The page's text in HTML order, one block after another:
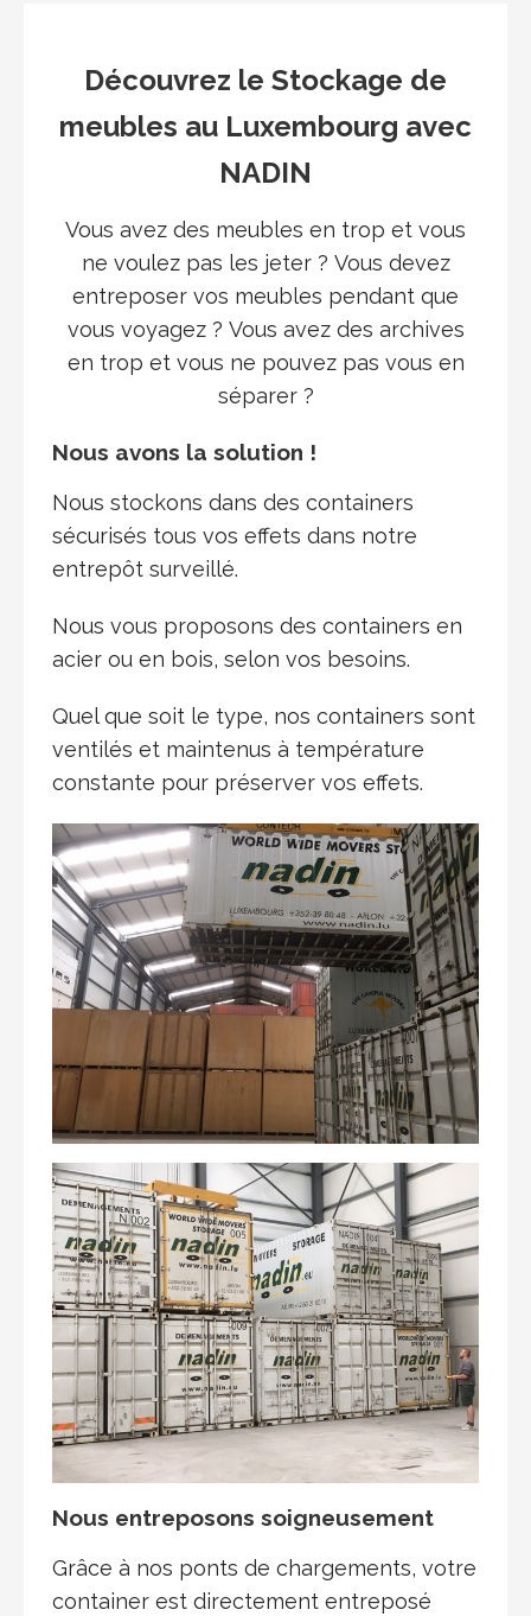
Découvrez le Stockage de
meubles au Luxembourg avec
NADIN
Vous avez des meubles en trop et vous
ne voulez pas les jeter ? Vous devez
entreposer vos meubles pendant que
vous voyagez ? Vous avez des archives
en trop et vous ne pouvez pas vous en
séparer ?
Nous avons la solution !
Nous stockons dans des containers
sécurisés tous vos effets dans notre
entrepôt surveillé.
Nous vous proposons des containers en
acier ou en bois, selon vos besoins.
Quel que soit le type, nos containers sont
ventilés et maintenus à température
constante pour préserver vos effets.
Nous entreposons soigneusement
Grâce à nos ponts de chargements, votre
container est directement entreposé